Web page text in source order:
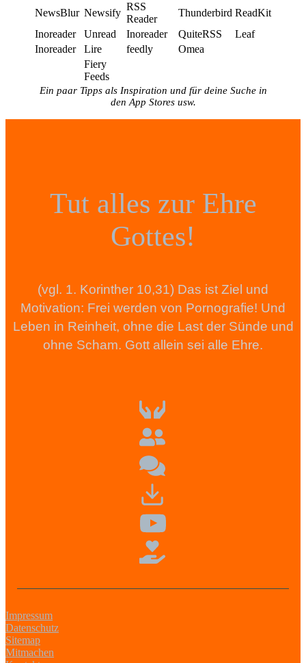
NewsBlur Newsify
RSS
Reader
Thunderbird ReadKit
Inoreader
Unread Inoreader QuiteRSS
Leaf
Inoreader
Lire feedly
Omea
Fiery
Feeds
Ein paar Tipps als Inspiration und für deine Suche in
den App Stores usw.
Tut alles zur Ehre
Gottes!
(vgl. 1. Korinther 10,31) Das ist Ziel und
Motivation: Frei werden von Pornografie! Und
Leben in Reinheit, ohne die Last der Sünde und
ohne Scham. Gott allein sei alle Ehre.
Impressum
Datenschutz
Sitemap
Mitmachen